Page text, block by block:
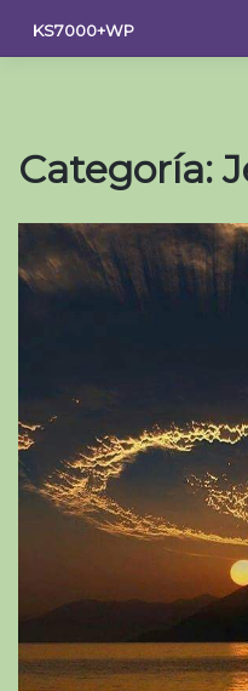
contenido
KS7000+WP
Categoría: